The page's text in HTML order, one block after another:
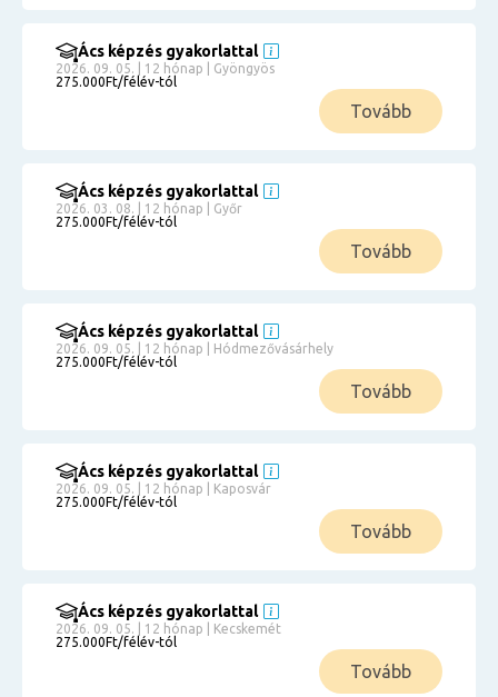
Ács képzés gyakorlattal
2026. 09. 05. | 12 hónap | Gyöngyös
275.000Ft/félév-tól
Tovább
Ács képzés gyakorlattal
2026. 03. 08. | 12 hónap | Győr
275.000Ft/félév-tól
Tovább
Ács képzés gyakorlattal
2026. 09. 05. | 12 hónap | Hódmezővásárhely
275.000Ft/félév-tól
Tovább
Ács képzés gyakorlattal
2026. 09. 05. | 12 hónap | Kaposvár
275.000Ft/félév-tól
Tovább
Ács képzés gyakorlattal
2026. 09. 05. | 12 hónap | Kecskemét
275.000Ft/félév-tól
Tovább